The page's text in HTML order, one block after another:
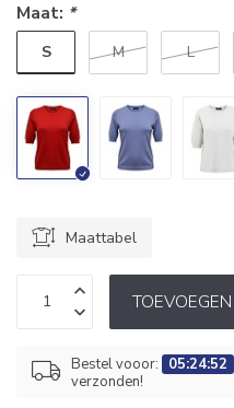
Maat: *
S M L
Maattabel
Bestel vooor: 05:24:51
verzonden!